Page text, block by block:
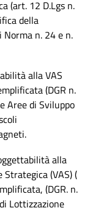
(art. 12 D.Lgs n.
della
n. 24 e n.
alla VAS
(DGR n.
Aree di Sviluppo
alla
(VAS) (
(DGR. n.
Lottizzazione